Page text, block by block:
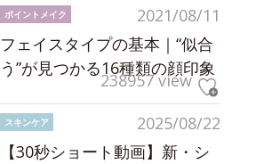
2021/08/11
ポイントメイク
フェイスタイプの基本｜“似合
う”が見つかる16種類の顔印象
238957 view
2025/08/22
スキンケア
【30秒ショート動画】新・シ